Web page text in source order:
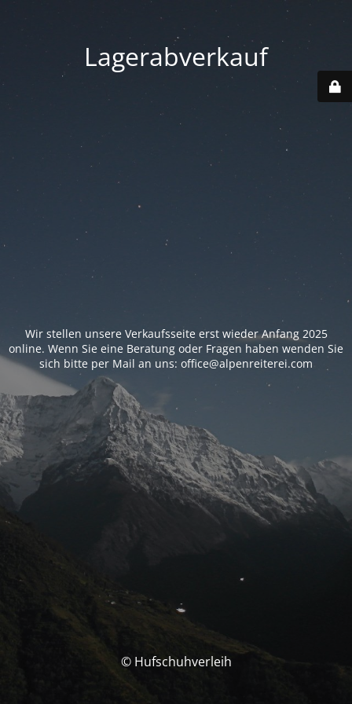
Lagerabverkauf
Wir stellen unsere Verkaufsseite erst wieder Anfang 2025
online. Wenn Sie eine Beratung oder Fragen haben wenden Sie
sich bitte per Mail an uns: office@alpenreiterei.com
© Hufschuhverleih